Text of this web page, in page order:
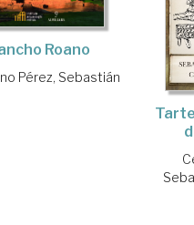
Roano
Pérez, Sebastián